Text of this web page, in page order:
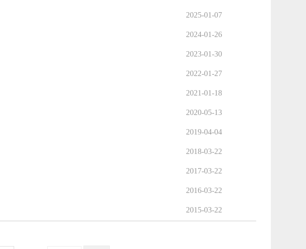
2025-01-07
2024-01-26
2023-01-30
2022-01-27
2021-01-18
2020-05-13
2019-04-04
2018-03-22
2017-03-22
2016-03-22
2015-03-22